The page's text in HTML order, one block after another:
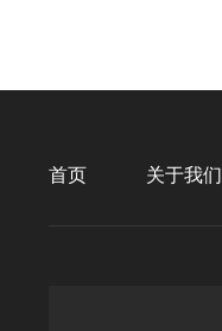
首页 关于我们